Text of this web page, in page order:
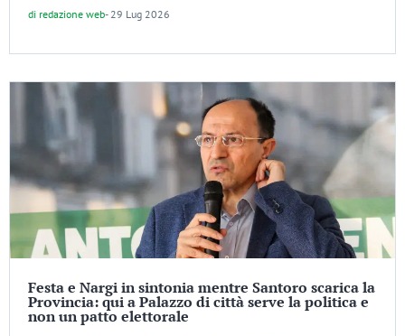
di redazione web- 29 Lug 2026
Festa e Nargi in sintonia mentre Santoro scarica la
Provincia: qui a Palazzo di città serve la politica e
non un patto elettorale